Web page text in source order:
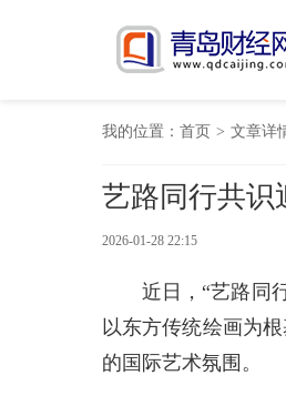
我的位置： 首页 > 文章详
艺路同行共识
2026-01-28 22:15
近日，“艺路同
以东方传统绘画为
的国际艺术氛围。